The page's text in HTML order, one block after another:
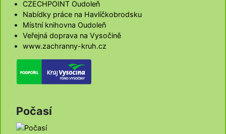
CZECHPOINT Oudoleň
Nabídky práce na Havlíčkobrodsku
Místní knihovna Oudoleň
Veřejná doprava na Vysočině
www.zachranny-kruh.cz
Počasí